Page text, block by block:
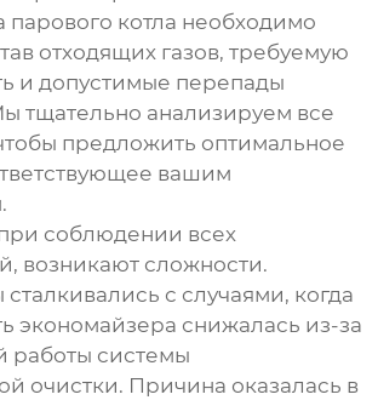
котла необходимо
отходящих газов, требуемую
и допустимые перепады
тщательно анализируем все
предложить оптимальное
вашим
соблюдении всех
возникают сложности.
с случаями, когда
экономайзера снижалась из-за
работы системы
очистки. Причина оказалась в